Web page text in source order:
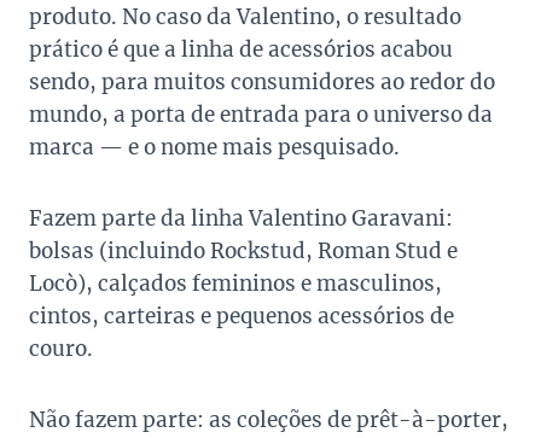
produto. No caso da Valentino, o resultado
prático é que a linha de acessórios acabou
sendo, para muitos consumidores ao redor do
mundo, a porta de entrada para o universo da
marca — e o nome mais pesquisado.
Fazem parte da linha Valentino Garavani:
bolsas (incluindo Rockstud, Roman Stud e
Locò), calçados femininos e masculinos,
cintos, carteiras e pequenos acessórios de
couro.
Não fazem parte: as coleções de prêt-à-porter,